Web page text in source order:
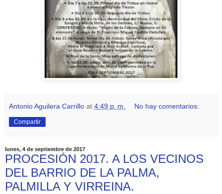
Antonio Aguilera Carrillo at 4:49 p. m. No hay comentarios:
Compartir
lunes, 4 de septiembre de 2017
PROCESIÓN 2017. A LOS VECINOS
DEL BARRIO DE LA PALMA,
PALMILLA Y VIRREINA.